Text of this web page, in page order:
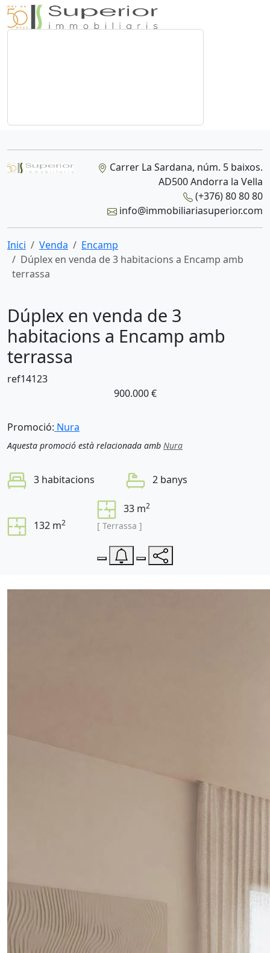
Carrer La Sardana, núm. 5 baixos.
AD500 Andorra la Vella
(+376) 80 80 80
info@immobiliariasuperior.com
Inici Venda
Encamp
Dúplex en venda de 3 habitacions a Encamp amb
terrassa
Dúplex en venda de 3
habitacions a Encamp amb
terrassa
ref14123
900.000 €
Promoció: Nura
Aquesta promoció està relacionada amb Nura
3 habitacions 2 banys
132 m2
33 m2
[ Terrassa ]